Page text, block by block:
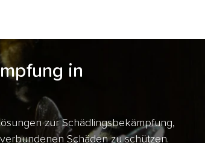
in
zur Schädlingsbekämpfung,
Schäden zu schützen.